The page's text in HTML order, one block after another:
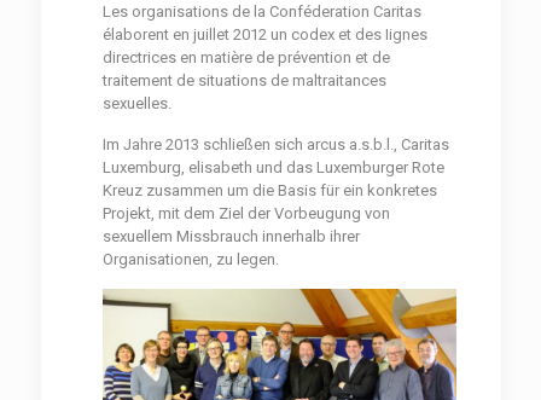
Les organisations de la Conféderation Caritas
élaborent en juillet 2012 un codex et des Iignes
directrices en matière de prévention et de
traitement de situations de maltraitances
sexuelles.
Im Jahre 2013 schließen sich arcus a.s.b.l., Caritas
Luxemburg, elisabeth und das Luxemburger Rote
Kreuz zusammen um die Basis für ein konkretes
Projekt, mit dem Ziel der Vorbeugung von
sexuellem Missbrauch innerhalb ihrer
Organisationen, zu legen.